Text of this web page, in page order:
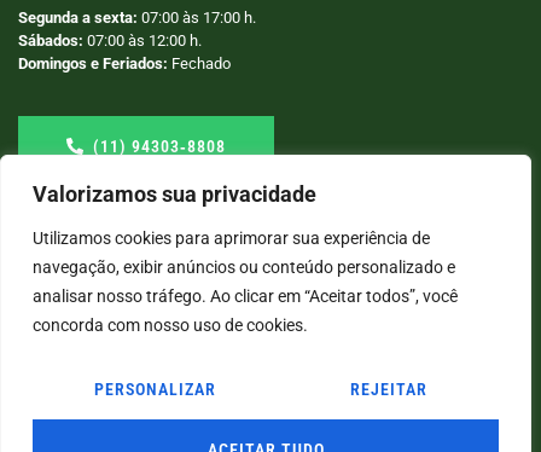
Valorizamos sua privacidade
Utilizamos cookies para aprimorar sua experiência de
navegação, exibir anúncios ou conteúdo personalizado e
analisar nosso tráfego. Ao clicar em “Aceitar todos”, você
concorda com nosso uso de cookies.
PERSONALIZAR REJEITAR
Segunda a sexta: 07:00 às 17:00 h.
Sábados: 07:00 às 12:00 h.
Domingos e Feriados: Fechado
(11) 94303‑8808
© COPYRIGHT2026→ LABORATÓRIO SÃO VICENTE → POR: CONEKI - SOLUÇÕES DIGITAIS |